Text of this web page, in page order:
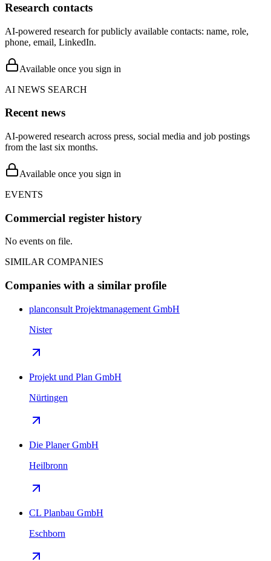
Research contacts
AI-powered research for publicly available contacts: name, role,
phone, email, LinkedIn.
Available once you sign in
AI NEWS SEARCH
Recent news
AI-powered research across press, social media and job postings
from the last six months.
Available once you sign in
EVENTS
Commercial register history
No events on file.
SIMILAR COMPANIES
Companies with a similar profile
planconsult Projektmanagement GmbH
Nister
Projekt und Plan GmbH
Nürtingen
Die Planer GmbH
Heilbronn
CL Planbau GmbH
Eschborn